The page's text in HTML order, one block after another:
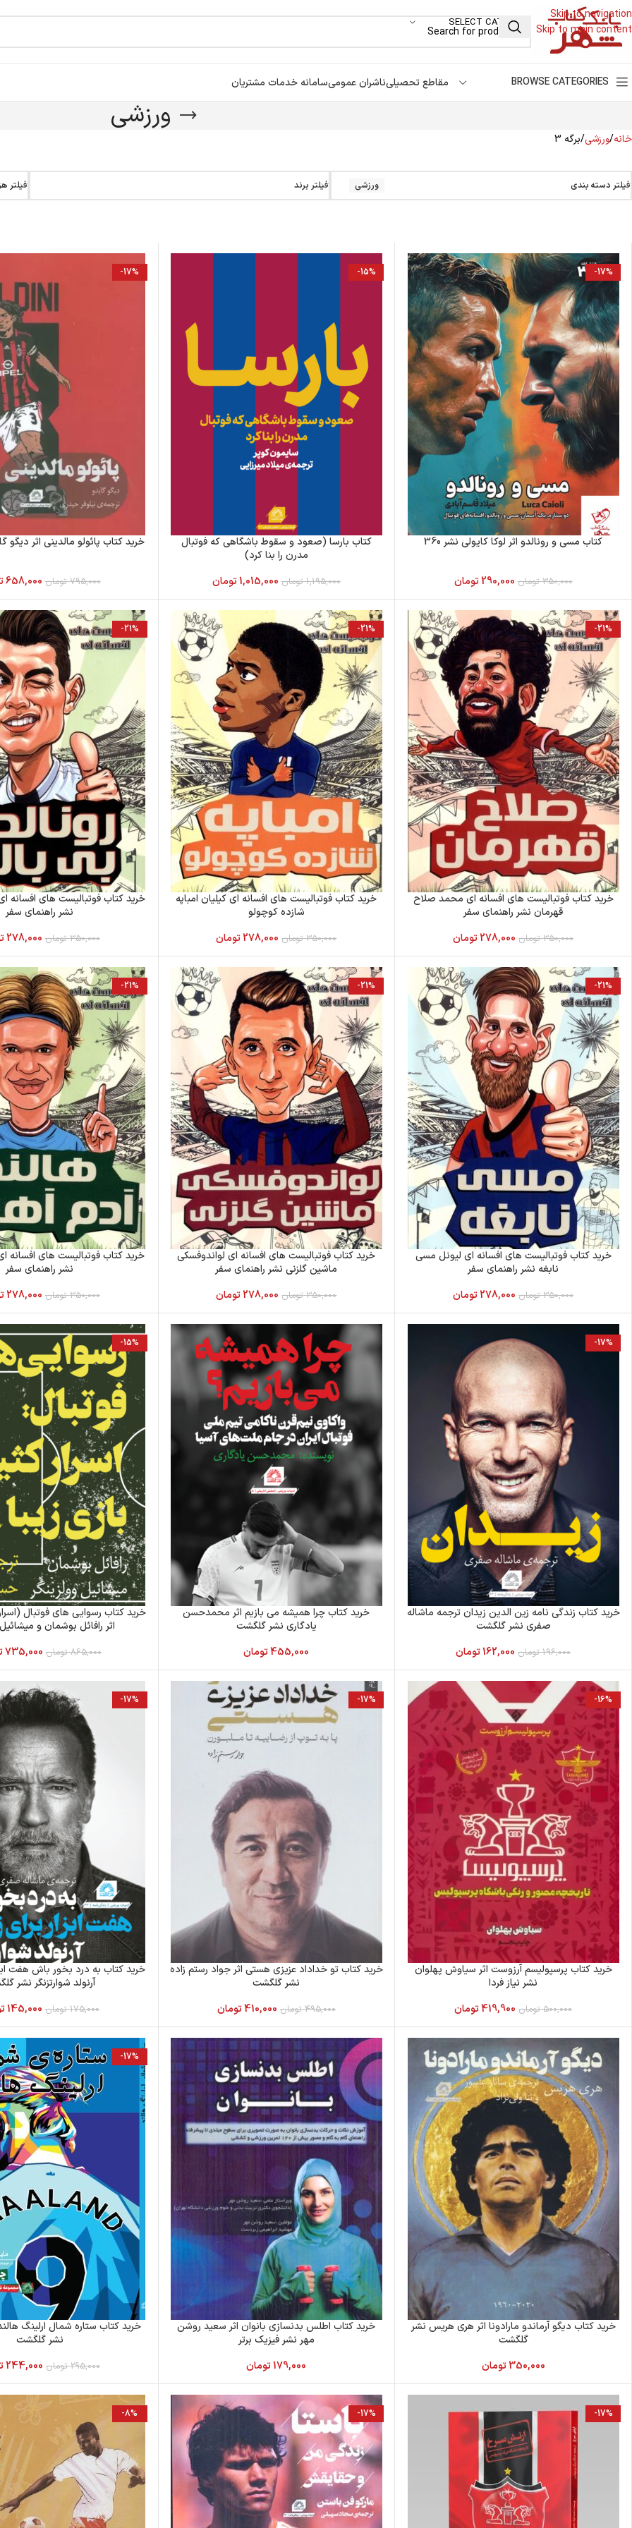
Skip to navigation
Skip to main content
SELECT CATEGORY
BROWSE CATEGORIES مقاطع تحصیلیناشران عمومیسامانه خدمات مشتریان
ورزشی
خانه ورزشی برگه 3
فیلتر دسته بندی ورزشی فیلتر برند فیلتر
-17%
کتاب مسی و رونالدو اثر لوکا کایولی نشر 360
350,000 تومان 290,000 تومان
-15%
کتاب بارسا (صعود و سقوط باشگاهی که فوتبال
مدرن را بنا کرد)
1,195,000 تومان 1,015,000تومان
-17%
خرید کتاب پائولو مالدینی اثر
795,000 تومان 658,000
-21%
خرید کتاب فوتبالیست های افسانه ای محمد صلاح
قهرمان نشر راهنمای سفر
350,000 تومان 278,000تومان
-21%
خرید کتاب فوتبالیست های افسانه ای کیلیان امباپه
شازده کوچولو
350,000 تومان 278,000تومان
-21%
خرید کتاب فوتبالیست های افسانه
نشر راهنمای سفر
350,000 تومان 278,000
-21%
خرید کتاب فوتبالیست های افسانه ای لیونل مسی
نابغه نشر راهنمای سفر
350,000 تومان 278,000تومان
-21%
خرید کتاب فوتبالیست های افسانه ای لواندوفسکی
ماشین گلزنی نشر راهنمای سفر
350,000 تومان 278,000تومان
-21%
خرید کتاب فوتبالیست های افسانه
نشر راهنمای سفر
350,000 تومان 278,000
-17%
خرید کتاب زندگی نامه زین الدین زیدان ترجمه ماشاله
صفری نشر گلگشت
196,000 تومان 162,000تومان
خرید کتاب چرا همیشه می بازیم اثر محمدحسن
یادگاری نشر گلگشت
455,000تومان
-15%
خرید کتاب رسوایی های فوتبال
اثر رافائل بوشمان و
865,000 تومان 735,000
-16%
خرید کتاب پرسپولیسم آرزوست اثر سیاوش پهلوان
نشر نیاز فردا
500,000 تومان 419,900تومان
-17%
خرید کتاب تو خداداد عزیزی هستی اثر جواد رستم زاده
نشر گلگشت
495,000 تومان 410,000تومان
-17%
خرید کتاب به درد بخور باش هفت
آرنولد شوارتزنگر نشر
175,000 تومان 145,000
خرید کتاب دیگو آرماندو مارادونا اثر هری هریس نشر
گلگشت
350,000تومان
خرید کتاب اطلس بدنسازی بانوان اثر سعید روشن
مهر نشر فیزیک برتر
179,000تومان
-17%
خرید کتاب ستاره شمال ارلینگ
نشر گلگشت
295,000 تومان 244,000
-17%
-17%
-8%